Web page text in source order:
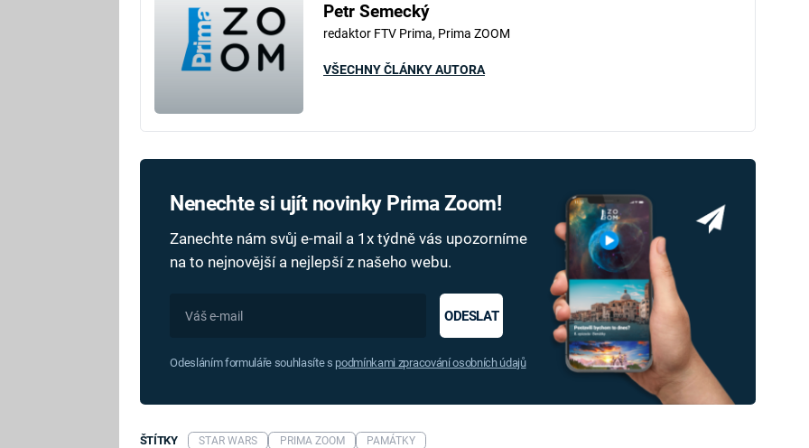
Petr Semecký
redaktor FTV Prima, Prima ZOOM
VŠECHNY ČLÁNKY AUTORA
Nenechte si ujít novinky Prima Zoom!
Zanechte nám svůj e-mail a 1x týdně vás upozorníme
na to nejnovější a nejlepší z našeho webu.
ODESLAT
Odesláním formuláře souhlasíte s podmínkami zpracování osobních údajů
ŠTÍTKY STAR WARS PRIMA ZOOM
PAMÁTKY